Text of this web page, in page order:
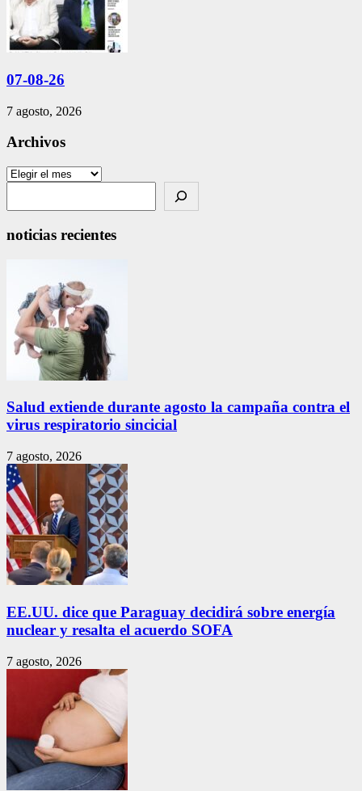
07-08-26
7 agosto, 2026
Archivos
Archivos
noticias recientes
Salud extiende durante agosto la campaña contra el
virus respiratorio sincicial
7 agosto, 2026
EE.UU. dice que Paraguay decidirá sobre energía
nuclear y resalta el acuerdo SOFA
7 agosto, 2026